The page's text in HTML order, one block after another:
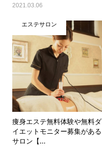
2021.03.06
エステサロン
痩身エステ無料体験や無料ダ
イエットモニター募集がある
サロン【...